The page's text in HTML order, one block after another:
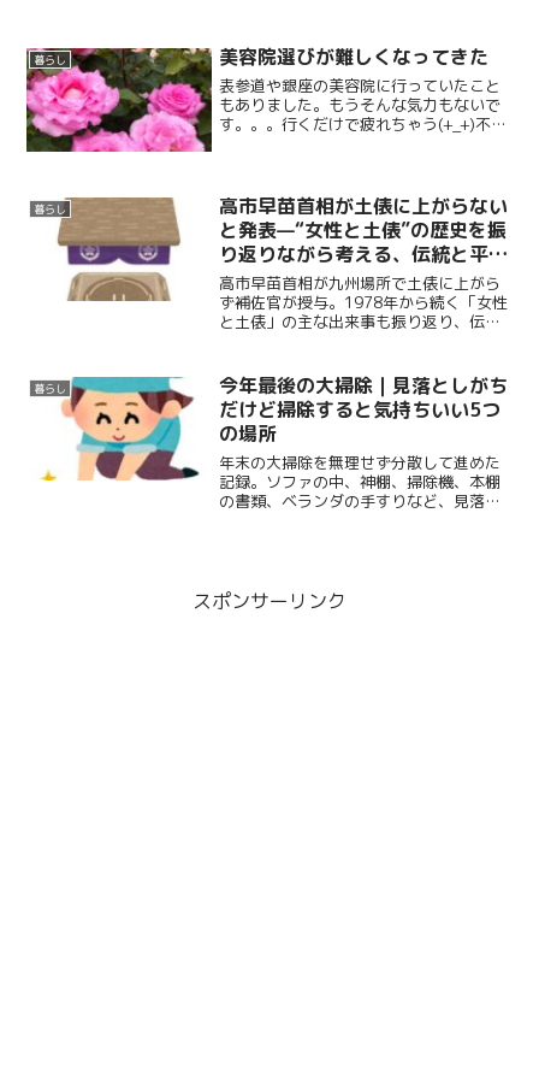
暮らし 美容院選びが難しくなってきた
表参道や銀座の美容院に行っていたこと
もありました。もうそんな気力もないで
す。。。行くだけで疲れちゃう(+_+)不快
暮らし
高市早苗首相が土俵に上がらない
と発表—“女性と土俵”の歴史を振
り返りながら考える、伝統と平等
のこれから
高市早苗首相が九州場所で土俵に上がら
ず補佐官が授与。1978年から続く「女性
と土俵」の主な出来事も振り返り、伝統
暮らし
今年最後の大掃除｜見落としがち
だけど掃除すると気持ちいい5つ
の場所
年末の大掃除を無理せず分散して進めた
記録。ソファの中、神棚、掃除機、本棚
の書類、ベランダの手すりなど、見落と
スポンサーリンク